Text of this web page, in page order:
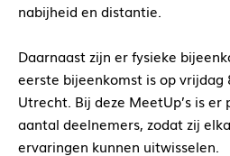
nabijheid en distantie.
Daarnaast zijn er fysieke
eerste bijeenkomst is op vrijdag
Utrecht. Bij deze MeetUp’s is
aantal deelnemers, zodat zij
ervaringen kunnen uitwisselen.